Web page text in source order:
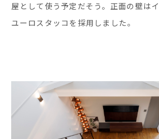
屋として使う予定だそう。正面の壁は
ユーロスタッコを採用しました。